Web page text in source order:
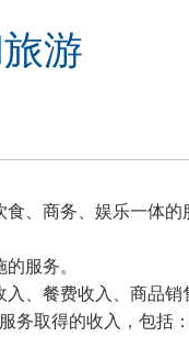
游
、商务、娱乐一体
服务。
、餐费收入、商品
取得的收入，包括